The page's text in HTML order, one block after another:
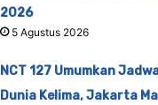
2026
5 Agustus 2026
NCT 127 Umumkan
Dunia Kelima, Jakarta